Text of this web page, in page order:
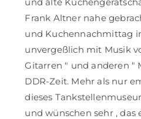
Frank Altner nahe
und Kuchennachmittag
unvergeßlich mit Musik
Gitarren " und anderen "
DDR-Zeit. Mehr als nur
dieses
und wünschen sehr , das